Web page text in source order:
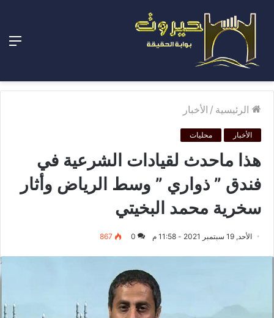
الرئيسية / الأخبار
الأخبار محليات
هذا ماحدث لقيادات الشرعية في
فندق ” ذواري ” وسط الرياض وأثار
سخرية محمد البخيتي
الأحد, 19 سبتمبر 2021 - 11:58 م 0
867